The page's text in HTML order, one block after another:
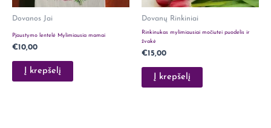
Dovanos Jai
Pjaustymo lentelė Mylimiausia mamai
€10,00
Į krepšelį
Dovanų Rinkiniai
Rinkinukas mylimiausiai močiutei puodelis ir
žvakė
€15,00
Į krepšelį